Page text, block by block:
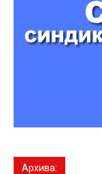
Архива: